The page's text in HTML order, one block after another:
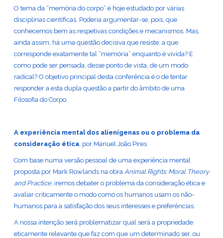
O tema da “memória do corpo” é hoje estudado por várias
disciplinas científicas. Poderia argumentar-se, pois, que
conhecemos bem as respetivas condições e mecanismos. Mas,
ainda assim, há uma questão decisiva que resiste: a que
corresponde exatamente tal “memória” enquanto é vivida? E
como pode ser pensada, desse ponto de vista, de um modo
radical? O objetivo principal desta conferência é o de tentar
responder a esta dupla questão a partir do âmbito de uma
Filosofia do Corpo.
A experiência mental dos alienígenas ou o problema da
consideração ética, por Manuel João Pires
Com base numa versão pessoal de uma experiência mental
proposta por Mark Rowlands na obra Animal Rights: Moral Theory
and Practice, iremos debater o problema da consideração ética e
avaliar criticamente o modo como os humanos usam os não-
humanos para a satisfação dos seus interesses e preferências.
A nossa intenção será problematizar qual será a propriedade
eticamente relevante que faz com que um determinado ser, ou